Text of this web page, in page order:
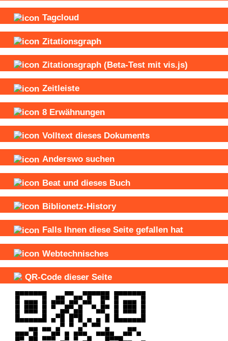
Tagcloud
Zitationsgraph
Zitationsgraph (Beta-Test mit vis.js)
Zeitleiste
8 Erwähnungen
Volltext dieses Dokuments
Anderswo suchen
Beat und dieses Buch
Biblionetz-History
Falls Ihnen diese Seite gefallen hat
Webtechnisches
QR-Code dieser Seite